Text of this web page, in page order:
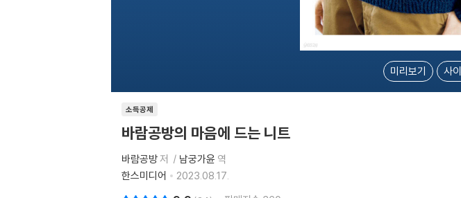
미리보기 사
소득공제
바람공방의 마음에 드는 니트
바람공방저 남궁가윤 역
한스미디어
2023.08.17.